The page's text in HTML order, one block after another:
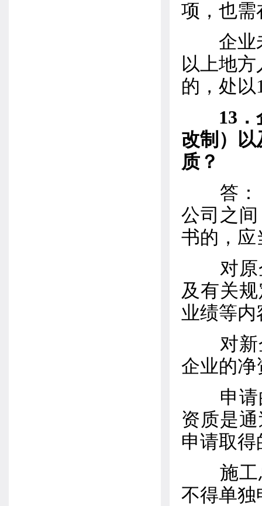
项，也需
企业未
以上地
的，处以
13
改制）
质？
答：（
公司之
书的，应
对原企
及有关
业绩等内
对新企
企业的净
申请的
资质是
申请取
施工总
不得单独